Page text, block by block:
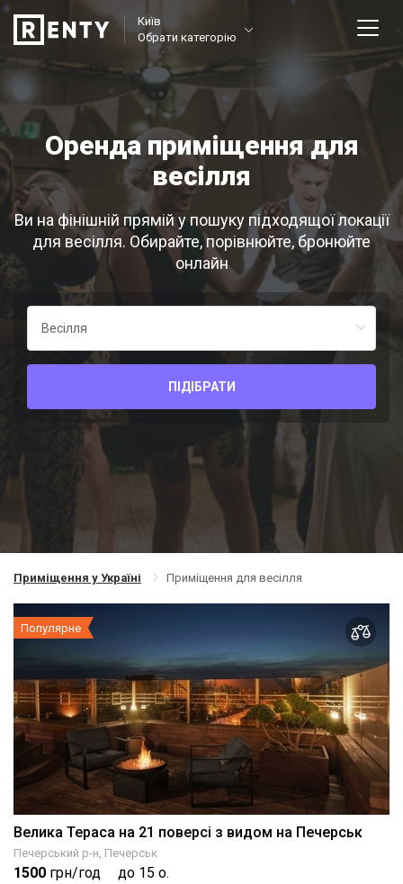
Київ
Обрати категорію
Оренда приміщення для
весілля
Ви на фінішній прямій у пошуку підходящої локації
для весілля. Обирайте, порівнюйте, бронюйте
онлайн
ПІДІБРАТИ
Приміщення у Україні Приміщення для весілля
Популярне
Велика Тераса на 21 поверсі з видом на Печерськ
Печерський р-н, Печерськ
1500 грн/год до 15 о.